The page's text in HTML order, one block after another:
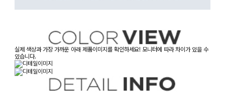
실제 색상과 가장 가까운 아래 제품이미지를 확인하세요! 모니터에 따라 차이가 있을 수
있습니다.